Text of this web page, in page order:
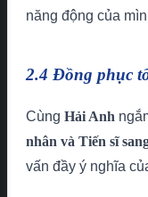
năng động của
2.4 Đồng phục
Cùng Hải Anh
nhân và Tiến sĩ
vấn đầy ý nghĩa